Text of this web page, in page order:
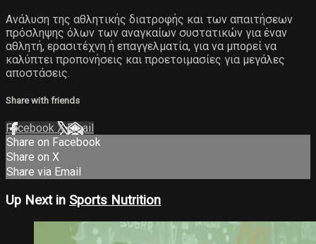
Ανάλυση της αθλητικής διατροφής και των απαιτήσεων
πρόσληψης όλων των αναγκαίων συστατικών για έναν
αθλητή, ερασιτέχνη ή επαγγελματία, για να μπορεί να
καλύπτει προπονήσεις και προετοιμασίες για μεγάλες
αποστάσεις.
Share with friends
Facebook XEmail
Share on Facebook
Share on X
Share via Email
Up Next in Sports Nutrition